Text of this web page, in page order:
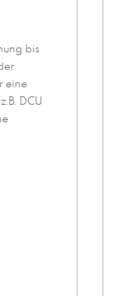
bis
eine
DCU